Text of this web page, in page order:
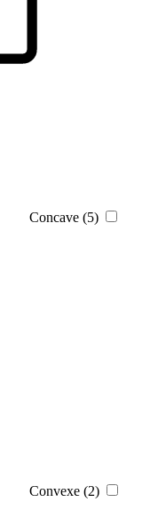
Concave (5)
Convexe (2)